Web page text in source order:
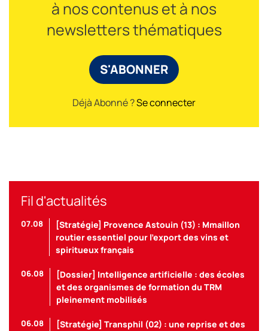
à nos contenus et à nos
newsletters thématiques
S'ABONNER
Déjà Abonné ?Se connecter
Fil d'actualités
07.08
[Stratégie] Provence Astouin (13) : Mmaillon
routier essentiel pour l’export des vins et
spiritueux français
06.08
[Dossier] Intelligence artificielle : des écoles
et des organismes de formation du TRM
pleinement mobilisés
06.08
[Stratégie] Transphil (02) : une reprise et des